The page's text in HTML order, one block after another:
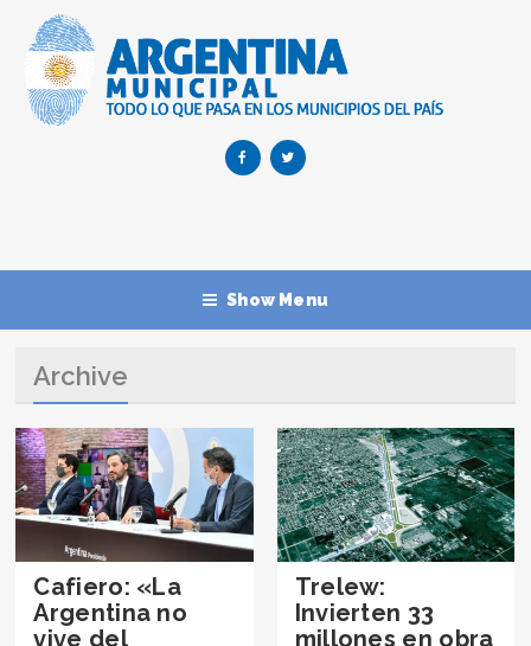
Show Menu
Archive
Cafiero: «La
Argentina no
vive del
Trelew:
Invierten 33
millones en obra